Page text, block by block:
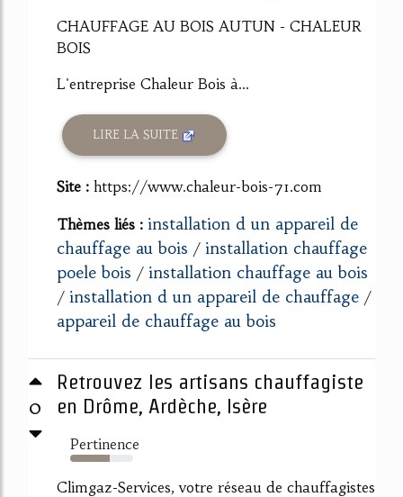
CHAUFFAGE AU BOIS AUTUN - CHALEUR
BOIS
L'entreprise Chaleur Bois à...
LIRE LA SUITE
Site : https://www.chaleur-bois-71.com
Thèmes liés : installation d un appareil de
chauffage au bois / installation chauffage
poele bois / installation chauffage au bois
/ installation d un appareil de chauffage /
appareil de chauffage au bois
0
Retrouvez les artisans chauffagiste
en Drôme, Ardèche, Isère
Pertinence
63%
Climgaz-Services, votre réseau de chauffagistes